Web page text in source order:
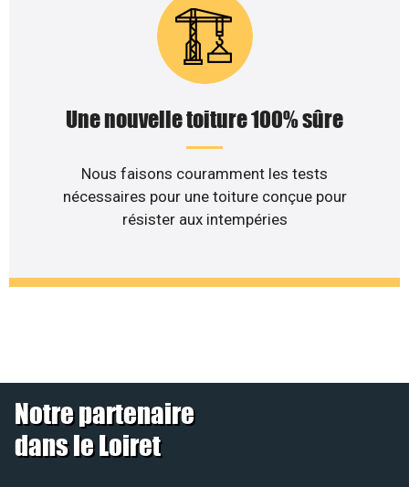
Une nouvelle toiture 100% sûre
Nous faisons couramment les tests
nécessaires pour une toiture conçue pour
résister aux intempéries
Notre partenaire
dans le Loiret